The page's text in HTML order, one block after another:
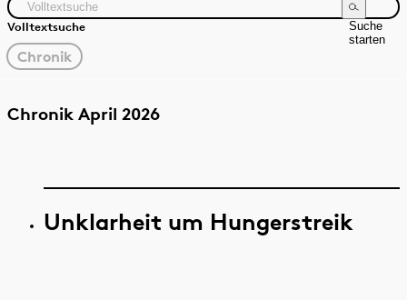
Volltextsuche
Suche
starten
gewählter
Filter
Chronik
Quelle Zeitraum
Chronik April 2026
Unklarheit um Hungerstreik